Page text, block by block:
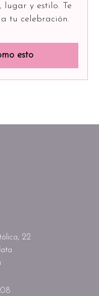
lugar y estilo. Te
tu celebración.
esto
22